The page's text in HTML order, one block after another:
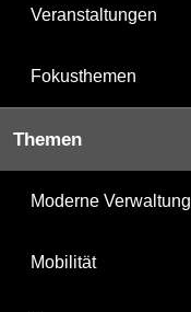
Veranstaltungen
Fokusthemen
Themen
Moderne Verwaltung
Mobilität